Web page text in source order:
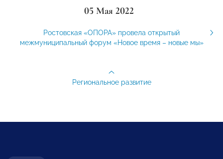
05 Мая 2022
Ростовская «ОПОРА» провела открытый
межмуниципальный форум «Новое время – новые мы»
Региональное развитие